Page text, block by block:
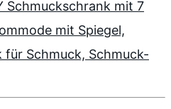
Schmuckschrank mit 7
mit Spiegel,
Schmuck, Schmuck-